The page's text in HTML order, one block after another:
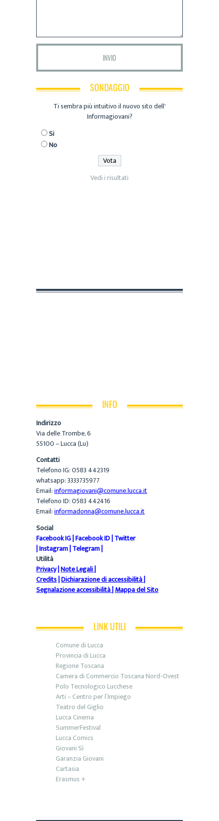
SONDAGGIO
Ti sembra più intuitivo il nuovo sito dell'
Informagiovani?
Si
No
Vedi i risultati
INFO
Indirizzo
Via delle Trombe, 6
55100 – Lucca (Lu)
Contatti
Telefono IG: 0583 442319
whatsapp: 3333735977
Email:informagiovani@comune.lucca.it
Telefono ID: 0583 442416
Email:informadonna@comune.lucca.it
Social
Facebook IG|Facebook ID|Twitter
|Instagram|Telegram|
Utilità
Privacy|Note Legali|
Credits|Dichiarazione di accessibilità|
Segnalazione accessibilità|Mappa del Sito
LINK UTILI
Comune di Lucca
Provincia di Lucca
Regione Toscana
Camera di Commercio Toscana Nord-Ovest
Polo Tecnologico Lucchese
Arti – Centro per l’Impiego
Teatro del Giglio
Lucca Cinema
SummerFestival
Lucca Comics
Giovani Sì
Garanzia Giovani
Cartasia
Erasmus +